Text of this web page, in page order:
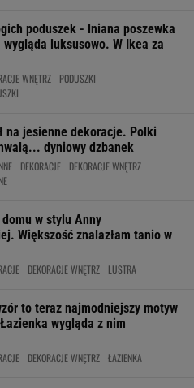
poduszek - lniana poszewka
luksusowo. W Ikea za
WNĘTRZ
PODUSZKI
na jesienne dekoracje. Polki
dyniowy dzbanek
DEKORACJE
DEKORACJE WNĘTRZ
w stylu Anny
Większość znalazłam tanio w
DEKORACJE WNĘTRZ LUSTRA
to teraz najmodniejszy motyw
wygląda z nim
DEKORACJE WNĘTRZ ŁAZIENKA